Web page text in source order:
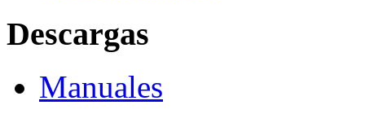
Descargas
Manuales